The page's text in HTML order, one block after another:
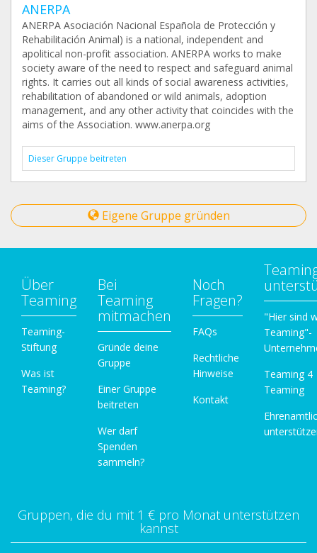
ANERPA
ANERPA Asociación Nacional Española de Protección y
Rehabilitación Animal) is a national, independent and
apolitical non-profit association. ANERPA works to make
society aware of the need to respect and safeguard animal
rights. It carries out all kinds of social awareness activities,
rehabilitation of abandoned or wild animals, adoption
management, and any other activity that coincides with the
aims of the Association. www.anerpa.org
Dieser Gruppe beitreten
Eigene Gruppe gründen
Über
Teaming
Teaming-
Stiftung
Was ist
Teaming?
Bei
Teaming
mitmachen
Gründe deine
Gruppe
Einer Gruppe
beitreten
Wer darf
Spenden
sammeln?
Noch
Fragen?
FAQs
Rechtliche
Hinweise
Kontakt
"Hier sind
Teaming"-
Teaming 4
Teaming
Gruppen, die du mit 1 € pro Monat unterstützen
kannst